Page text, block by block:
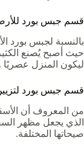
قسم جبس بورد
بالنسبة لجبس بورد
حيث أصبح يُصنع
ليكون المنزل
قسم جبس بورد
من المعروف أن
الذي يجعل مظهر
صيحاتها المختلفة.